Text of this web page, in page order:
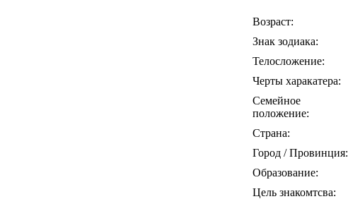
Возраст:
Знак зодиака:
Телосложение:
Черты харакатера:
Семейное
положение:
Страна:
Город / Провинция:
Образование:
Цель знакомтсва: